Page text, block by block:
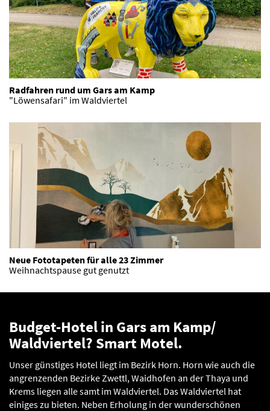
Radfahren rund um Gars am Kamp
"Löwensafari" im Waldviertel
Neue Fototapeten für alle 23 Zimmer
Weihnachtspause gut genutzt
Budget-Hotel in Gars am Kamp/
Waldviertel? Smart Motel.
Unser günstiges Hotel liegt im Bezirk Horn. Horn wie auch die
angrenzenden Bezirke Zwettl, Waidhofen an der Thaya und
Krems liegen alle samt im Waldviertel. Das Waldviertel hat
einiges zu bieten. Neben Erholung in der wunderschönen